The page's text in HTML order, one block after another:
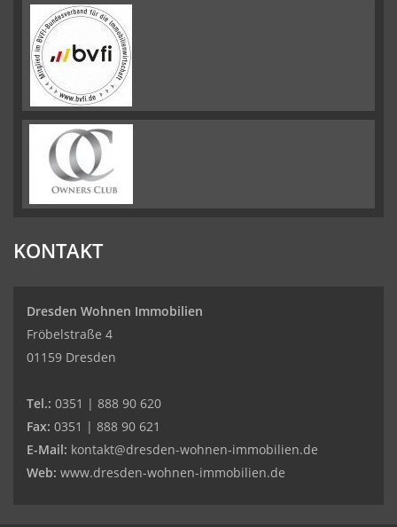
KONTAKT
Dresden Wohnen Immobilien
Fröbelstraße 4
01159 Dresden
Tel.: 0351 | 888 90 620
Fax: 0351 | 888 90 621
E-Mail: kontakt@dresden-wohnen-immobilien.de
Web: www.dresden-wohnen-immobilien.de